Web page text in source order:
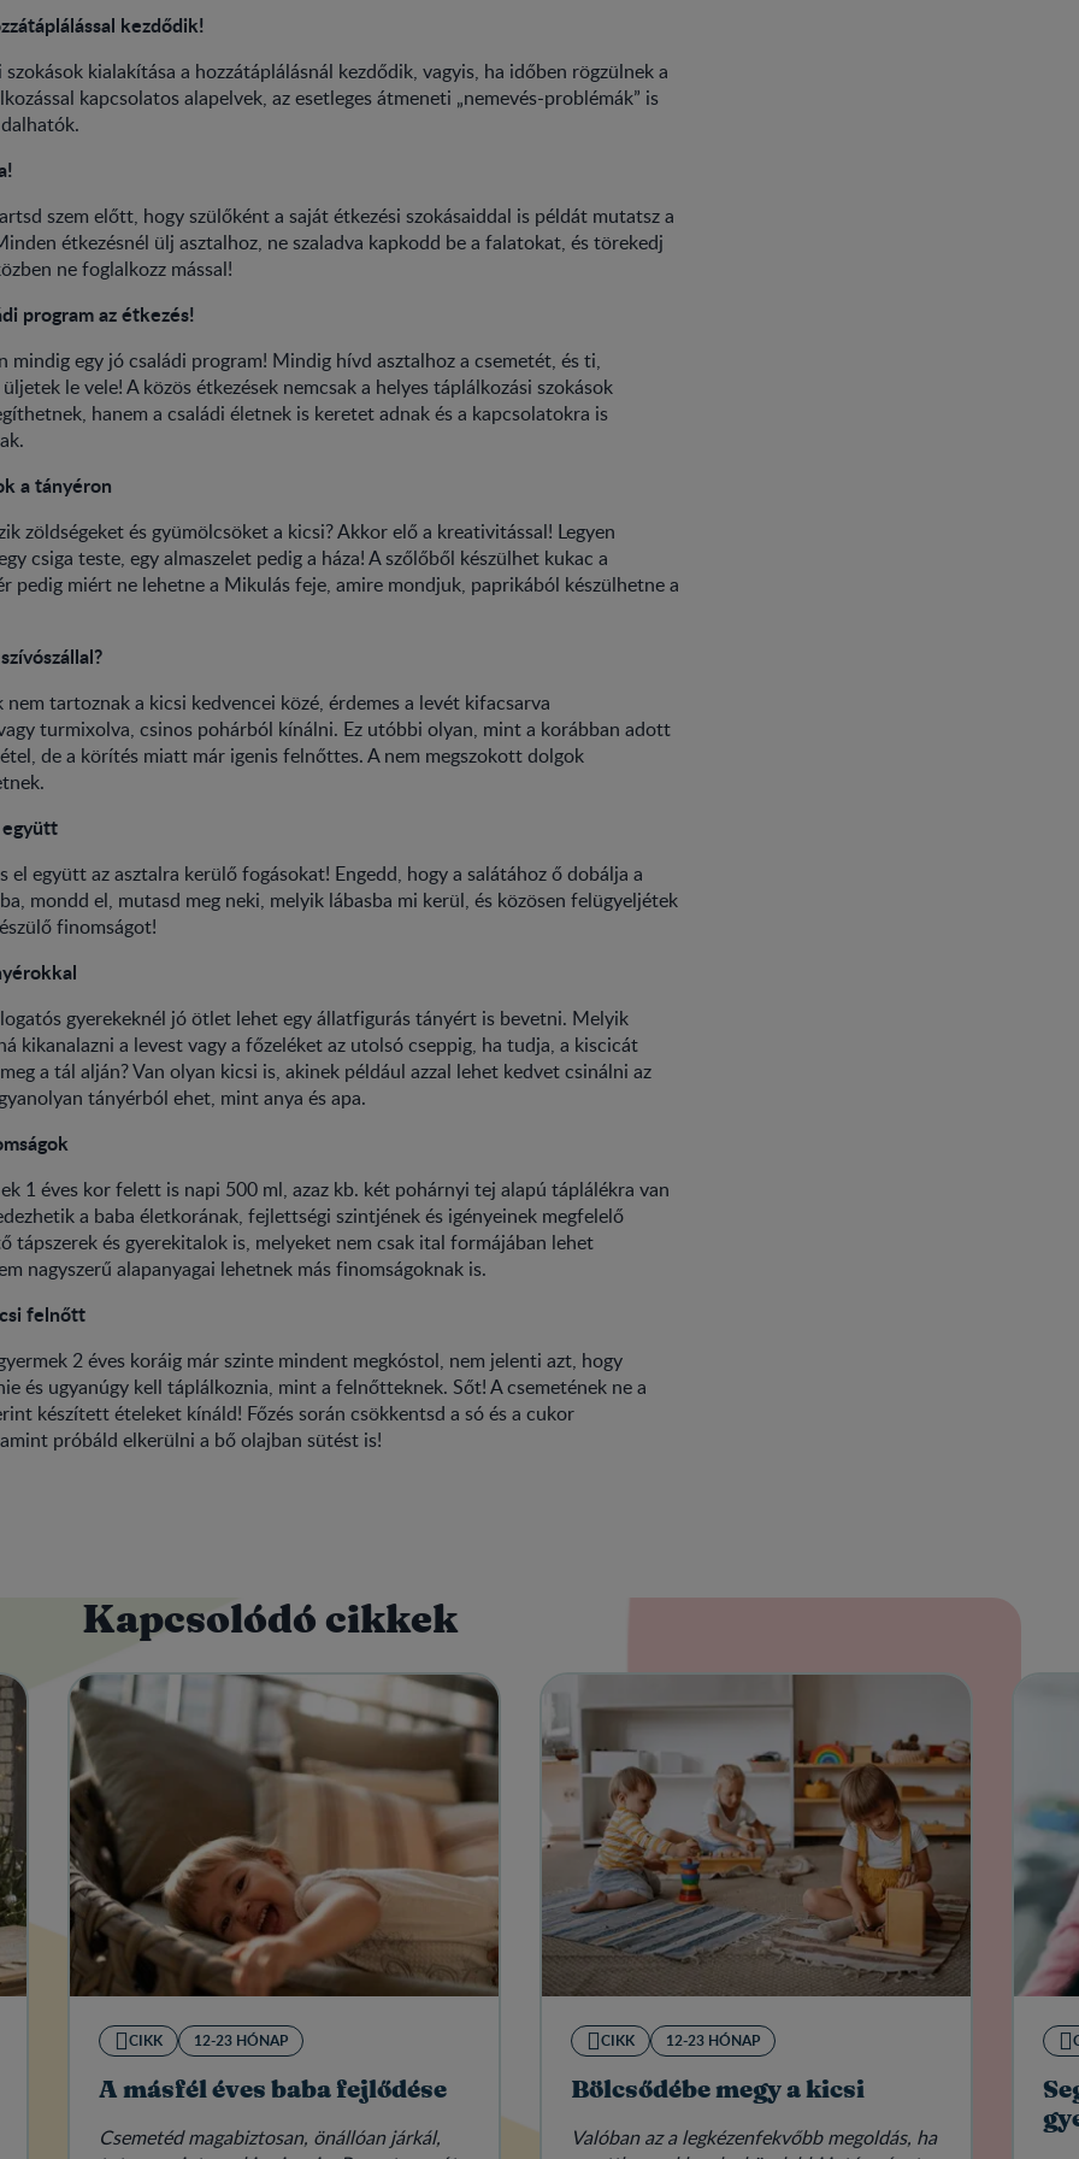
kezdődik!
szokások kialakítása a hozzátáplálásnál kezdődik, vagyis, ha időben rögzülnek a
kapcsolatos alapelvek, az esetleges átmeneti „nemevés-problémák” is
szem előtt, hogy szülőként a saját étkezési szokásaiddal is példát mutatsz a
étkezésnél ülj asztalhoz, ne szaladva kapkodd be a falatokat, és törekedj
ne foglalkozz mással!
program az étkezés!
mindig egy jó családi program! Mindig hívd asztalhoz a csemetét, és ti,
le vele! A közös étkezések nemcsak a helyes táplálkozási szokások
hanem a családi életnek is keretet adnak és a kapcsolatokra is
a tányéron
zöldségeket és gyümölcsöket a kicsi? Akkor elő a kreativitással! Legyen
csiga teste, egy almaszelet pedig a háza! A szőlőből készülhet kukac a
pedig miért ne lehetne a Mikulás feje, amire mondjuk, paprikából készülhetne a
nem tartoznak a kicsi kedvencei közé, érdemes a levét kifacsarva
turmixolva, csinos pohárból kínálni. Ez utóbbi olyan, mint a korábban adott
de a körítés miatt már igenis felnőttes. A nem megszokott dolgok
el együtt az asztalra kerülő fogásokat! Engedd, hogy a salátához ő dobálja a
mondd el, mutasd meg neki, melyik lábasba mi kerül, és közösen felügyeljétek
finomságot!
gyerekeknél jó ötlet lehet egy állatfigurás tányért is bevetni. Melyik
kikanalazni a levest vagy a főzeléket az utolsó cseppig, ha tudja, a kiscicát
a tál alján? Van olyan kicsi is, akinek például azzal lehet kedvet csinálni az
tányérból ehet, mint anya és apa.
1 éves kor felett is napi 500 ml, azaz kb. két pohárnyi tej alapú táplálékra van
a baba életkorának, fejlettségi szintjének és igényeinek megfelelő
tápszerek és gyerekitalok is, melyeket nem csak ital formájában lehet
nagyszerű alapanyagai lehetnek más finomságoknak is.
felnőtt
2 éves koráig már szinte mindent megkóstol, nem jelenti azt, hogy
és ugyanúgy kell táplálkoznia, mint a felnőtteknek. Sőt! A csemetének ne a
készített ételeket kínáld! Főzés során csökkentsd a só és a cukor
próbáld elkerülni a bő olajban sütést is!
Kapcsolódó cikkek
CIKK 12-23 HÓNAP
A másfél éves baba fejlődése
Csemetéd magabiztosan, önállóan járkál,
CIKK 12-23 HÓNAP
Bölcsődébe megy a kicsi
Valóban az a legkézenfekvőbb megoldás, ha